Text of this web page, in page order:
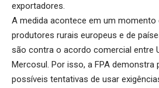
exportadores.
A medida acontece em um momento
produtores rurais europeus e de
são contra o acordo comercial entre
Mercosul. Por isso, a FPA
possíveis tentativas de usar